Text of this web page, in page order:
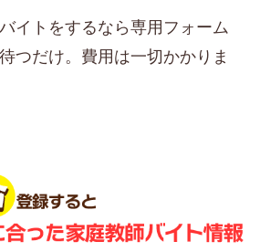
イトをするなら専用フォーム
つだけ。費用は一切かかりま